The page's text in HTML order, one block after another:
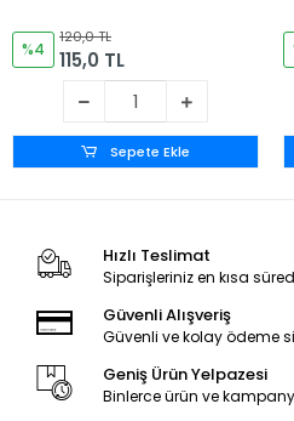
%4
120,0 TL
115,0 TL
Sepete Ekle
Hızlı Teslimat
Siparişleriniz en kısa
Güvenli Alışveriş
Güvenli ve kolay ödeme
Geniş Ürün Yelpazesi
Binlerce ürün ve